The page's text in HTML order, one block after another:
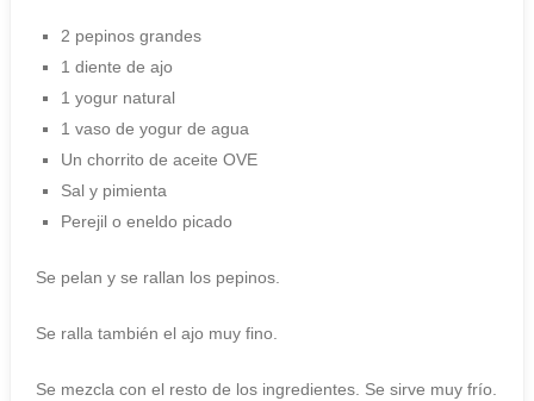
2 pepinos grandes
1 diente de ajo
1 yogur natural
1 vaso de yogur de agua
Un chorrito de aceite OVE
Sal y pimienta
Perejil o eneldo picado
Se pelan y se rallan los pepinos.
Se ralla también el ajo muy fino.
Se mezcla con el resto de los ingredientes. Se sirve muy frío.